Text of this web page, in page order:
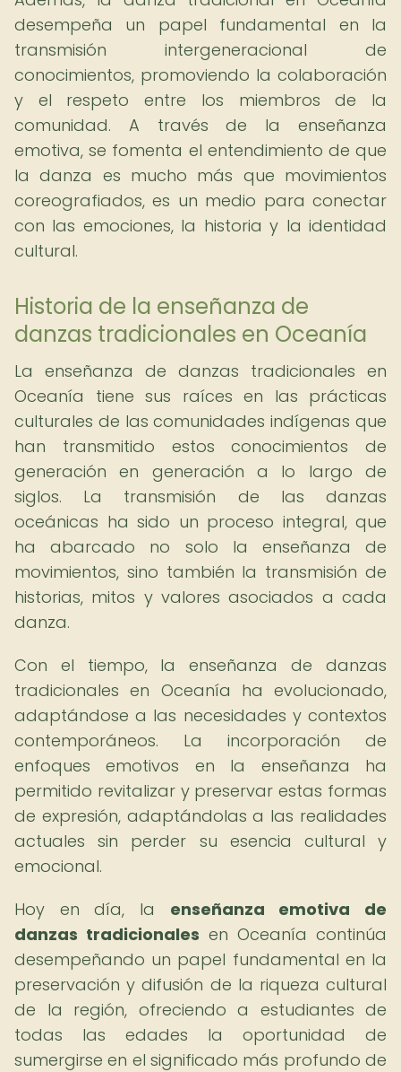
desempeña un papel fundamental en la
transmisión intergeneracional de
conocimientos, promoviendo la colaboración
y el respeto entre los miembros de la
comunidad. A través de la enseñanza
emotiva, se fomenta el entendimiento de que
la danza es mucho más que movimientos
coreografiados, es un medio para conectar
con las emociones, la historia y la identidad
cultural.
Historia de la enseñanza de
danzas tradicionales en Oceanía
La enseñanza de danzas tradicionales en
Oceanía tiene sus raíces en las prácticas
culturales de las comunidades indígenas que
han transmitido estos conocimientos de
generación en generación a lo largo de
siglos. La transmisión de las danzas
oceánicas ha sido un proceso integral, que
ha abarcado no solo la enseñanza de
movimientos, sino también la transmisión de
historias, mitos y valores asociados a cada
danza.
Con el tiempo, la enseñanza de danzas
tradicionales en Oceanía ha evolucionado,
adaptándose a las necesidades y contextos
contemporáneos. La incorporación de
enfoques emotivos en la enseñanza ha
permitido revitalizar y preservar estas formas
de expresión, adaptándolas a las realidades
actuales sin perder su esencia cultural y
emocional.
Hoy en día, la enseñanza emotiva de
danzas tradicionales en Oceanía continúa
desempeñando un papel fundamental en la
preservación y difusión de la riqueza cultural
de la región, ofreciendo a estudiantes de
todas las edades la oportunidad de
sumergirse en el significado más profundo de